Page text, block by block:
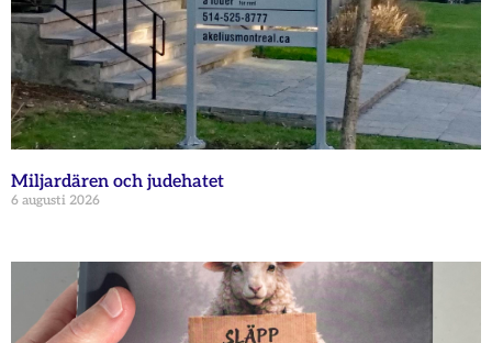
Miljardären och judehatet
6 augusti 2026